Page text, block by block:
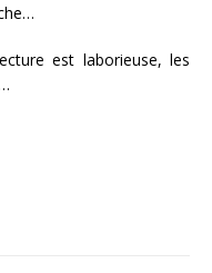
est laborieuse, les